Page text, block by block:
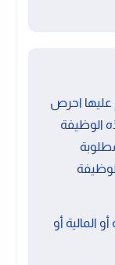
احرص
الوظيفة
المالية أو